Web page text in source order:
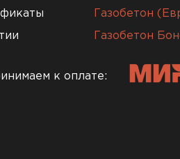
Газобетон
Газобетон
к оплате: